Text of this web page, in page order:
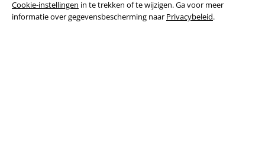
Cookie-instellingen in te trekken of te wijzigen. Ga voor meer
informatie over gegevensbescherming naar Privacybeleid.